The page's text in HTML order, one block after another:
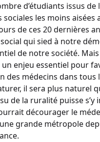
d’étudiants issus
sociales les moins
de ces 20 dernières
qui sied à notre
de notre société. Mais
enjeu essentiel pour
des médecins dans
il sera plus naturel
de la ruralité puisse s’y
décourager le
grande métropole